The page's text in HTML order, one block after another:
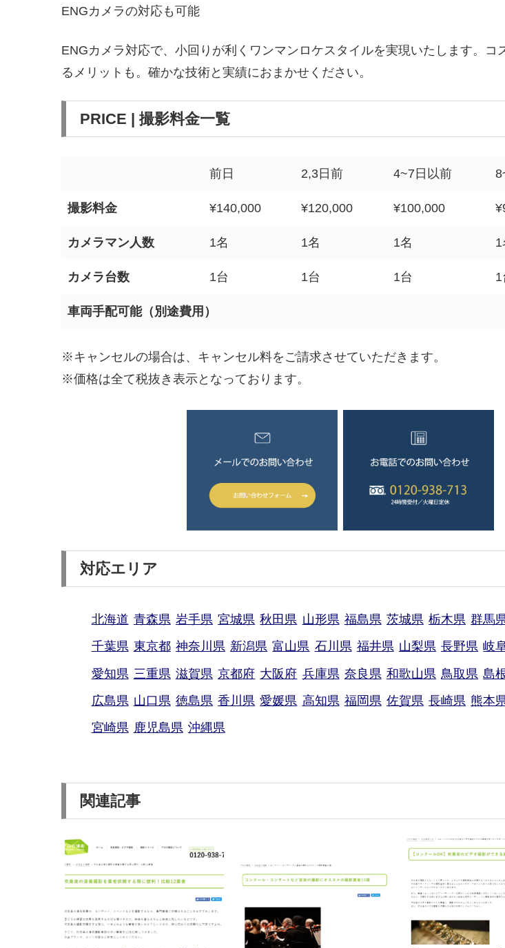
ENGカメラの対応も可能
ENGカメラ対応で、小回りが利くワンマンロケスタイルを実現いたします。コ
るメリットも。確かな技術と実績におまかせください。
PRICE | 撮影料金一覧
前日 2,3日前 4~7日以前
撮影料金 ¥140,000 ¥120,000 ¥100,000
カメラマン人数 1名 1名 1名 1
カメラ台数 1台 1台 1台 1
車両手配可能（別途費用）
※キャンセルの場合は、キャンセル料をご請求させていただきます。
※価格は全て税抜き表示となっております。
対応エリア
北海道 青森県 岩手県 宮城県 秋田県 山形県 福島県 茨城県 栃木県 群馬
千葉県 東京都 神奈川県 新潟県 富山県 石川県 福井県 山梨県 長野県 岐
愛知県 三重県 滋賀県 京都府 大阪府 兵庫県 奈良県 和歌山県 鳥取県 島
広島県 山口県 徳島県 香川県 愛媛県 高知県 福岡県 佐賀県 長崎県 熊本
宮崎県 鹿児島県 沖縄県
関連記事